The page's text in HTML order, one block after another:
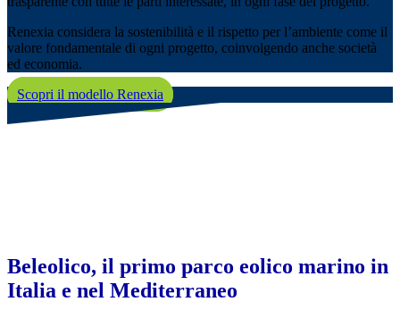
Renexia considera la sostenibilità e il rispetto per l’ambiente come il
valore fondamentale di ogni progetto, coinvolgendo anche società
ed economia.
Scopri il modello Renexia
Beleolico, il primo parco eolico marino in
Italia e nel Mediterraneo